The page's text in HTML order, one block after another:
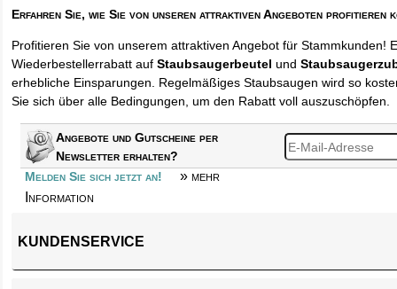
Erfahren Sie, wie Sie von unseren attraktiven Angeboten profitieren
Profitieren Sie von unserem attraktiven Angebot für Stammkunden!
Wiederbestellerrabatt aufStaubsaugerbeutel und
erhebliche Einsparungen. Regelmäßiges Staubsaugen wird so
Sie sich über alle Bedingungen, um den Rabatt voll auszuschöpfen.
Angebote und Gutscheine per
Newsletter erhalten?
Melden Sie sich jetzt an!
» mehr
Information
KUNDENSERVICE